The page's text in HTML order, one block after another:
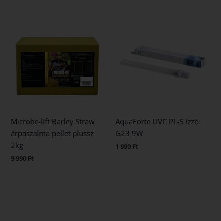
Microbe-lift Barley Straw
árpaszalma pellet plussz
2kg
9 990 Ft
AquaForte UVC PL-S izzó
G23 9W
1 990 Ft